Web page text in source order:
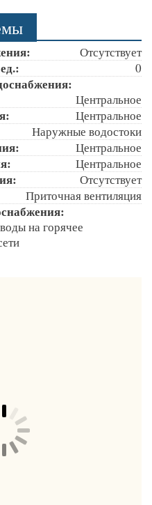
Отсутствует
0
Центральное
Центральное
Наружные водостоки
Центральное
Центральное
Отсутствует
Приточная вентиляция
на горячее